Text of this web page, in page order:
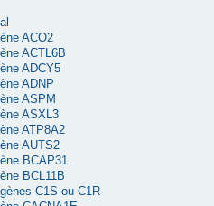
ACO2
ACTL6B
ADCY5
ADNP
ASPM
ASXL3
ATP8A2
AUTS2
BCAP31
BCL11B
C1S ou C1R